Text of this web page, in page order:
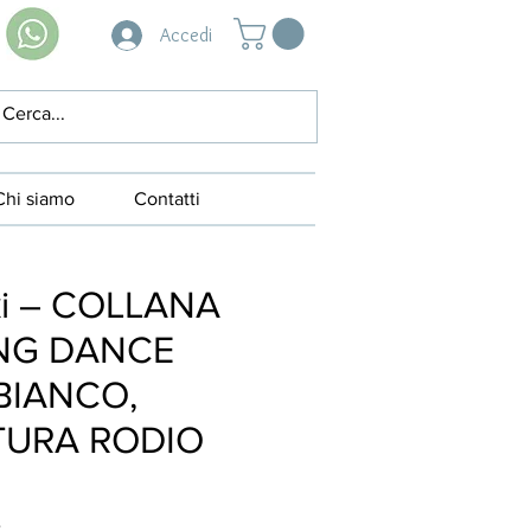
Accedi
siamo Contatti
– COLLANA
DANCE
RODIO